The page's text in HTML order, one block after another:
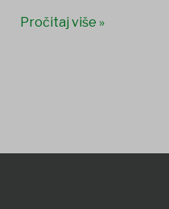
Pročitaj više »